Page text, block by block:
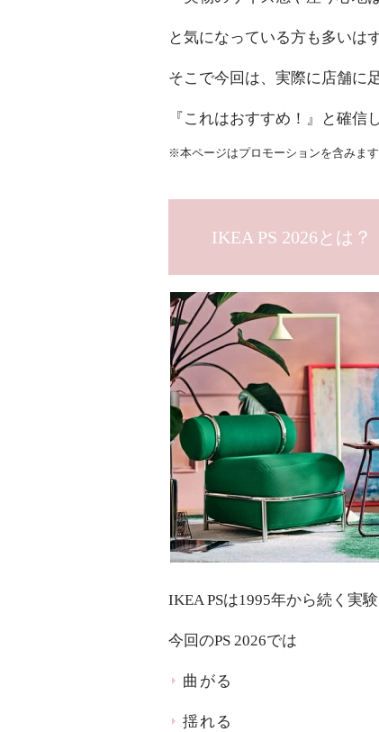
と気になっている方も多いは
そこで今回は、実際に店舗に
『これはおすすめ！』と確信
※本ページはプロモーションを含みます
IKEA PS 2026とは？
IKEA PSは1995年から続く実
今回のPS 2026では
曲がる
揺れる